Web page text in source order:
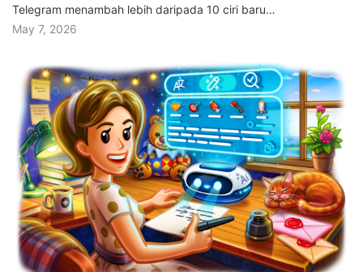
Telegram menambah lebih daripada 10 ciri baru…
May 7, 2026